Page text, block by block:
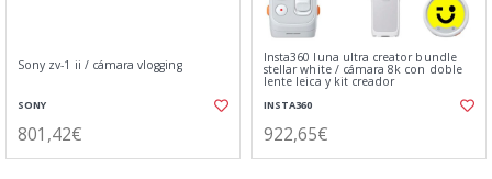
Sony zv-1 ii / cámara vlogging
SONY
801,42€
Insta360 luna ultra creator bundle
stellar white / cámara 8k con doble
lente leica y kit creador
INSTA360
922,65€